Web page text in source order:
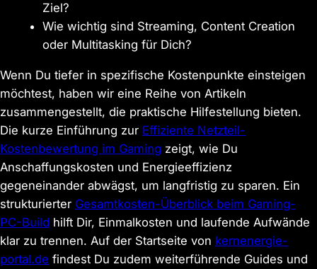
Ziel?
Wie wichtig sind Streaming, Content Creation
oder Multitasking für Dich?
Wenn Du tiefer in spezifische Kostenpunkte einsteigen
möchtest, haben wir eine Reihe von Artikeln
zusammengestellt, die praktische Hilfestellung bieten.
Die kurze Einführung zur Effiziente Netzteil-
Kostenbewertung im Gaming zeigt, wie Du
Anschaffungskosten und Energieeffizienz
gegeneinander abwägst, um langfristig zu sparen. Ein
strukturierter Gesamtkosten-Überblick beim Gaming-
PC-Build hilft Dir, Einmalkosten und laufende Aufwände
klar zu trennen. Auf der Startseite von kernenergie-
portal.de findest Du zudem weiterführende Guides und